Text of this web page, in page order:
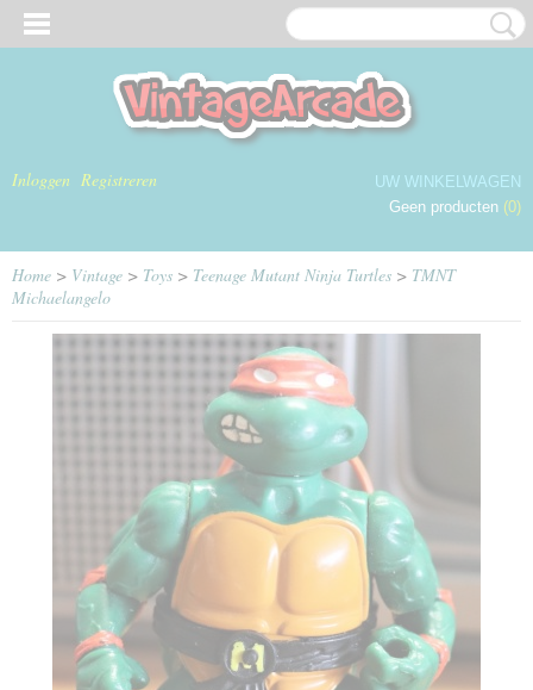
Inloggen Registreren
UW WINKELWAGEN
Geen producten (0)
Home > Vintage > Toys > Teenage Mutant Ninja Turtles > TMNT
Michaelangelo